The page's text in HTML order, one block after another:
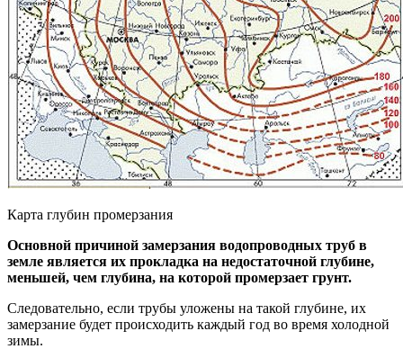
Карта глубин промерзания
Основной причиной замерзания водопроводных труб в
земле является их прокладка на недостаточной глубине,
меньшей, чем глубина, на которой промерзает грунт.
Следовательно, если трубы уложены на такой глубине, их
замерзание будет происходить каждый год во время холодной
зимы.